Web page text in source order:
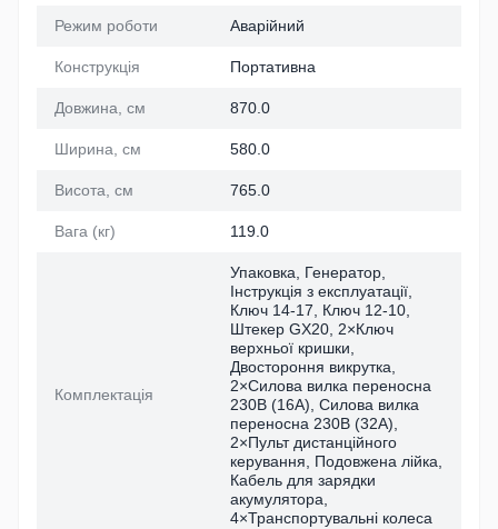
Режим роботи Аварійний
Конструкція Портативна
Довжина, см 870.0
Ширина, см 580.0
Висота, см 765.0
Вага (кг) 119.0
Комплектація
Упаковка, Генератор,
Інструкція з експлуатації,
Ключ 14-17, Ключ 12-10,
Штекер GX20, 2×Ключ
верхньої кришки,
Двостороння викрутка,
2×Силова вилка переносна
230B (16А), Силова вилка
переносна 230B (32А),
2×Пульт дистанційного
керування, Подовжена лійка,
Кабель для зарядки
акумулятора,
4×Транспортувальні колеса